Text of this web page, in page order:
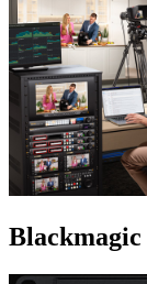
Blackmagic